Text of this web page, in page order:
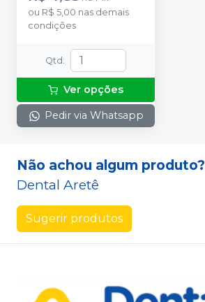
ou R$ 5,00 nas demais
condições
Qtd :
Ver opções
Pedir via Whatsapp
Não achou algum produto?
Dental Aretê
Sugerir produtos